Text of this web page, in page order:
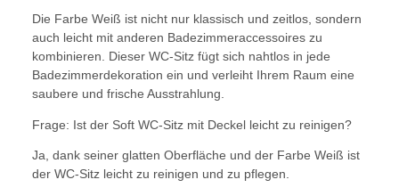
Die Farbe Weiß ist nicht nur klassisch und zeitlos, sondern
auch leicht mit anderen Badezimmeraccessoires zu
kombinieren. Dieser WC-Sitz fügt sich nahtlos in jede
Badezimmerdekoration ein und verleiht Ihrem Raum eine
saubere und frische Ausstrahlung.
Frage: Ist der Soft WC-Sitz mit Deckel leicht zu reinigen?
Ja, dank seiner glatten Oberfläche und der Farbe Weiß ist
der WC-Sitz leicht zu reinigen und zu pflegen.